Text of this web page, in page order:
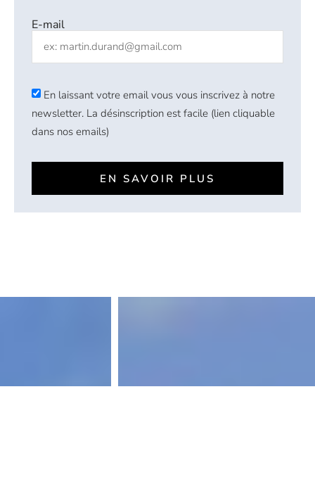
E-mail
En laissant votre email vous vous inscrivez à notre
newsletter. La désinscription est facile (lien cliquable
dans nos emails)
EN SAVOIR PLUS